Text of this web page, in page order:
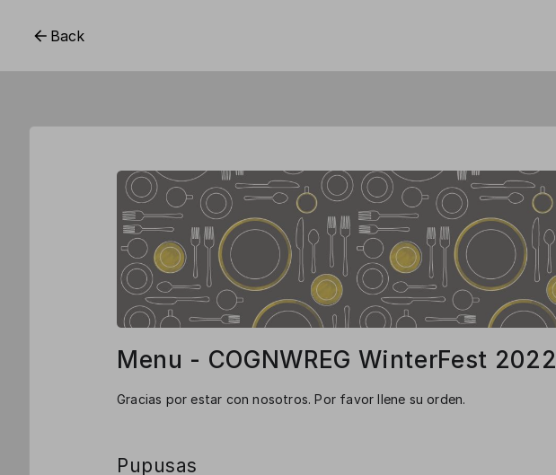
Back
Menu - COGNWREG WinterFest 2022
Gracias por estar con nosotros. Por favor llene su orden.
Pupusas